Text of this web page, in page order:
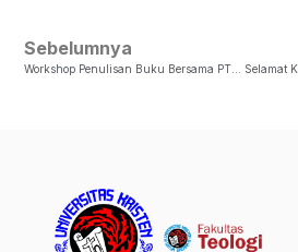
Sebelumnya